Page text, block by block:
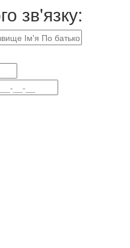
зв'язку: